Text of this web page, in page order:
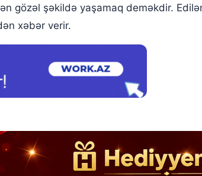
gözəl şəkildə yaşamaq deməkdir.
xəbər verir.